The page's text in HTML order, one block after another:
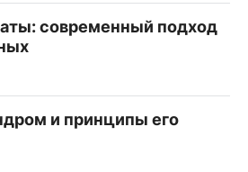
современный подход
и принципы его